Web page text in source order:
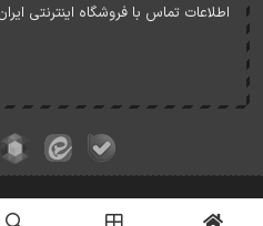
اطلاعات تماس با فروشگاه اینترنتی